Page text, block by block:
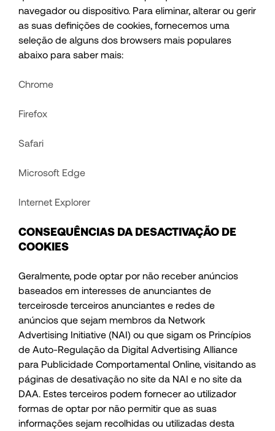
navegador ou dispositivo. Para eliminar, alterar ou gerir
as suas definições de cookies, fornecemos uma
seleção de alguns dos browsers mais populares
abaixo para saber mais:
Chrome
Firefox
Safari
Microsoft Edge
Internet Explorer
CONSEQUÊNCIAS DA DESACTIVAÇÃO DE
COOKIES
Geralmente, pode optar por não receber anúncios
baseados em interesses de anunciantes de
terceirosde terceiros anunciantes e redes de
anúncios que sejam membros da Network
Advertising Initiative (NAI) ou que sigam os Princípios
de Auto-Regulação da Digital Advertising Alliance
para Publicidade Comportamental Online, visitando as
páginas de desativação no site da NAI e no site da
DAA. Estes terceiros podem fornecer ao utilizador
formas de optar por não permitir que as suas
informações sejam recolhidas ou utilizadas desta